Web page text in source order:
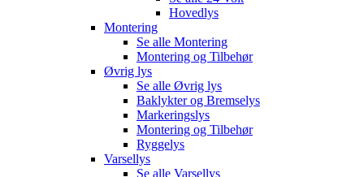
Hovedlys
Montering
Se alle Montering
Montering og Tilbehør
Øvrig lys
Se alle Øvrig lys
Baklykter og Bremselys
Markeringslys
Montering og Tilbehør
Ryggelys
Varsellys
Se alle Varsellys